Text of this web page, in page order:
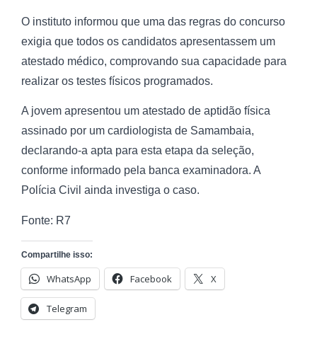
O instituto informou que uma das regras do concurso
exigia que todos os candidatos apresentassem um
atestado médico, comprovando sua capacidade para
realizar os testes físicos programados.
A jovem apresentou um atestado de aptidão física
assinado por um cardiologista de Samambaia,
declarando-a apta para esta etapa da seleção,
conforme informado pela banca examinadora. A
Polícia Civil ainda investiga o caso.
Fonte: R7
Compartilhe isso:
WhatsApp Facebook X
Telegram